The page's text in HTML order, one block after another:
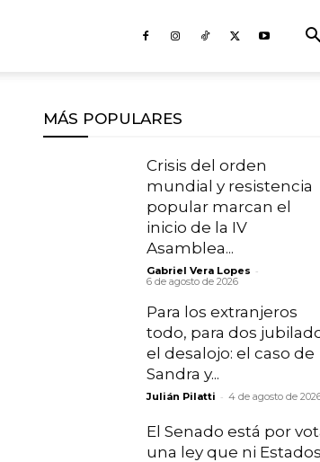
MÁS POPULARES
Crisis del orden
mundial y resistencia
popular marcan el
inicio de la IV
Asamblea...
Gabriel Vera Lopes -
6 de agosto de 2026
Para los extranjeros
todo, para dos
el desalojo: el caso de
Sandra y...
Julián Pilatti - 4 de agosto de
El Senado está por
una ley que ni Estados